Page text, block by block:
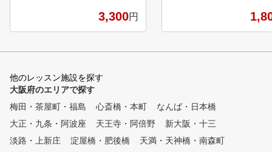
、ほぼ全員が公益社団法人日本
プロゴルフ協会（PGA）のティ
による理論学習と多様なレッス
ン機具を使用した実技指導でレ
ッスンを重ねるごとに着実にレ
ベルアップできます。
3,300円
クオリティのベント芝の
大阪だけの充実の設備で
ン・スクールコンペも定
実施しており、楽しく充
スクールとなっておりま
またキッズ・ジュニアス
他のレッスン施設を探す
大阪府のエリアで探す
梅田・茶屋町・福島
心斎橋・本町
なんば・日本橋
大正・九条・阿波座
天王寺・阿倍野
新大阪・十三
淡路・上新庄
淀屋橋・肥後橋
天満・天神橋・南森町